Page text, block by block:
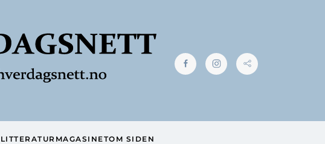
LITTERATUR MAGASINETOM SIDEN